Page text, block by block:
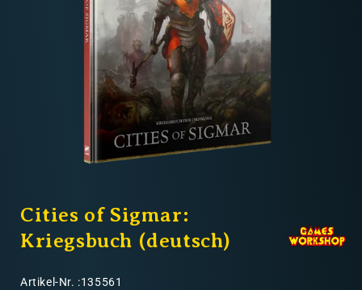
in
Modal
öffnen
Cities of Sigmar:
Kriegsbuch (deutsch)
SKU:
Artikel-Nr. :135561
Nicht-EU: kein kostenloser Versand
Lieferungen in Nicht-EU-Länder (z. B. Schweiz)
nicht im Kaufpreis oder in
den Versandkosten enthalten